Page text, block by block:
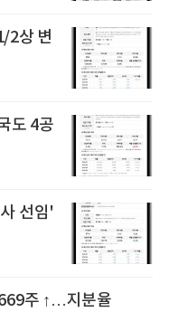
2상 변
도 4공
선임'
분율